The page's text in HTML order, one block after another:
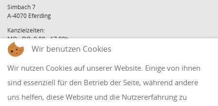
Simbach 7
A-4070 Eferding
Kanzleizeiten:
MO - DO: 8:00 - 17:00h
FR: 8:00 - 12:00h
Tel: +43 7272 39 79 - 0
Fax: +43 7272 39 79 - 9
QUICKLINKS
Wir benutzen Cookies
Wir nutzen Cookies auf unserer Website. Einige von ihnen
sind essenziell für den Betrieb der Seite, während andere
uns helfen, diese Website und die Nutzererfahrung zu